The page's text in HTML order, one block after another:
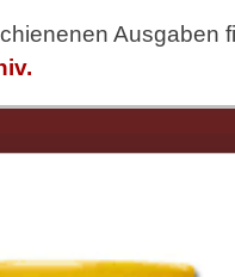
Ausgaben